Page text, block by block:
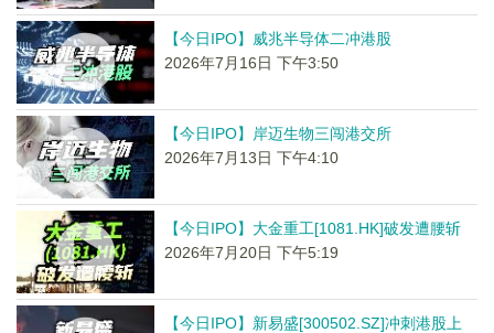
【今日IPO】威兆半导体二冲港股
2026年7月16日 下午3:50
【今日IPO】岸迈生物三闯港交所
2026年7月13日 下午4:10
【今日IPO】大金重工[1081.HK]破发遭腰斩
2026年7月20日 下午5:19
【今日IPO】新易盛[300502.SZ]冲刺港股上